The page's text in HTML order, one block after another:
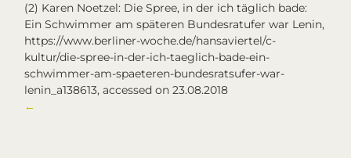
(2) Karen Noetzel: Die Spree, in der ich täglich bade:
Ein Schwimmer am späteren Bundesratufer war Lenin,
https://www.berliner-woche.de/hansaviertel/c-
kultur/die-spree-in-der-ich-taeglich-bade-ein-
schwimmer-am-spaeteren-bundesratsufer-war-
lenin_a138613, accessed on 23.08.2018
←